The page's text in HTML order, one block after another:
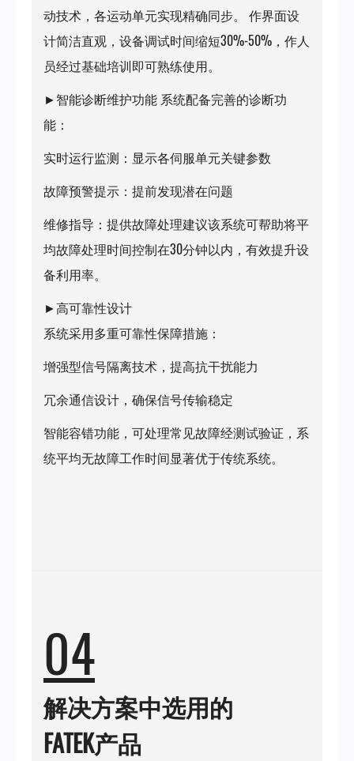
动技术，各运动单元实现精确同步。 作界面设
计简洁直观，设备调试时间缩短30%-50%，作人
员经过基础培训即可熟练使用。
►智能诊断维护功能 系统配备完善的诊断功
能：
实时运行监测：显示各伺服单元关键参数
故障预警提示：提前发现潜在问题
维修指导：提供故障处理建议该系统可帮助将平
均故障处理时间控制在30分钟以内，有效提升设
备利用率。
►高可靠性设计
系统采用多重可靠性保障措施：
增强型信号隔离技术，提高抗干扰能力
冗余通信设计，确保信号传输稳定
智能容错功能，可处理常见故障经测试验证，系
统平均无故障工作时间显著优于传统系统。
04
解决方案中选用的
FATEK产品